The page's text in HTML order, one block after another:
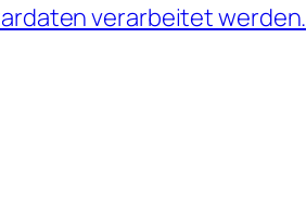
verarbeitet werden.